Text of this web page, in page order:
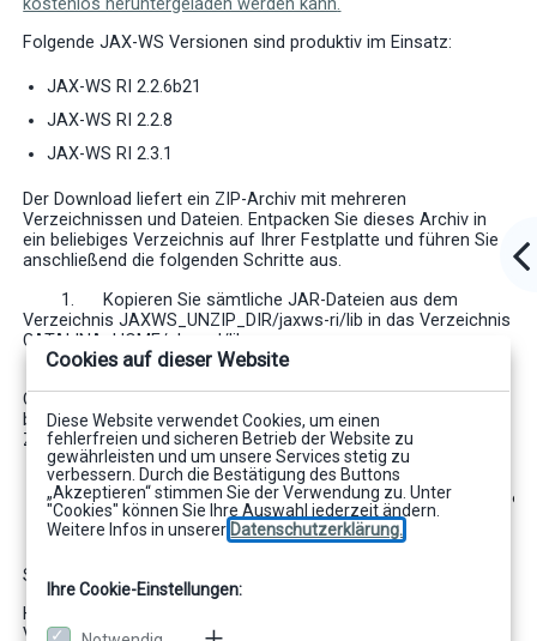
Folgende JAX-WS Versionen sind produktiv im Einsatz:
JAX-WS RI 2.2.6b21
JAX-WS RI 2.2.8
JAX-WS RI 2.3.1
Der Download liefert ein ZIP-Archiv mit mehreren
Verzeichnissen und Dateien. Entpacken Sie dieses Archiv in
ein beliebiges Verzeichnis auf Ihrer Festplatte und führen Sie
anschließend die folgenden Schritte aus.
1. Kopieren Sie sämtliche JAR-Dateien aus dem
Verzeichnis JAXWS_UNZIP_DIR/jaxws-ri/lib in das Verzeichnis
CATALINA_HOME/shared/lib
CATALINA_HOME/conf/catalina.properties mit einem
beliebigen Texteditor. Suchen Sie nach der Zeile die mit der
Zeichenkette „shared.loader=“ beginnt.
${catalina.base}/shared/lib,${catalina.base}/
Sie den Texteditor.
Hierbei bezeichnet der Platzhalter JAXWS_UNZIP_DIR das
Verzeichnis, in welches Sie die JAX-WS
Cookies auf dieser Website
Diese Website verwendet Cookies, um einen
fehlerfreien und sicheren Betrieb der Website zu
gewährleisten und um unsere Services stetig zu
verbessern. Durch die Bestätigung des Buttons
„Akzeptieren“ stimmen Sie der Verwendung zu. Unter
"Cookies" können Sie Ihre Auswahl jederzeit ändern.
Weitere Infos in unserer Datenschutzerklärung.
Ihre Cookie-Einstellungen: